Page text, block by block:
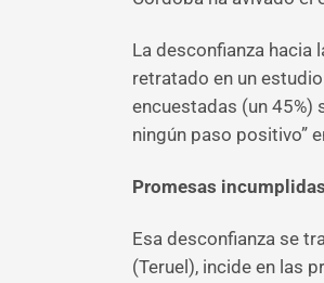
La desconfianza hacia
retratado en un
encuestadas (un 45%)
ningún paso positivo”
Promesas incumplidas
Esa desconfianza se
(Teruel), incide en las